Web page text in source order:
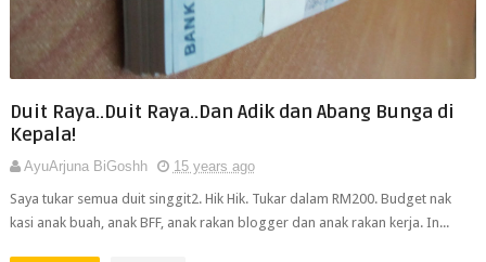
Duit Raya..Duit Raya..Dan Adik dan Abang Bunga di
Kepala!
AyuArjuna BiGoshh
15 years ago
Saya tukar semua duit singgit2. Hik Hik. Tukar dalam RM200. Budget nak
kasi anak buah, anak BFF, anak rakan blogger dan anak rakan kerja. In...